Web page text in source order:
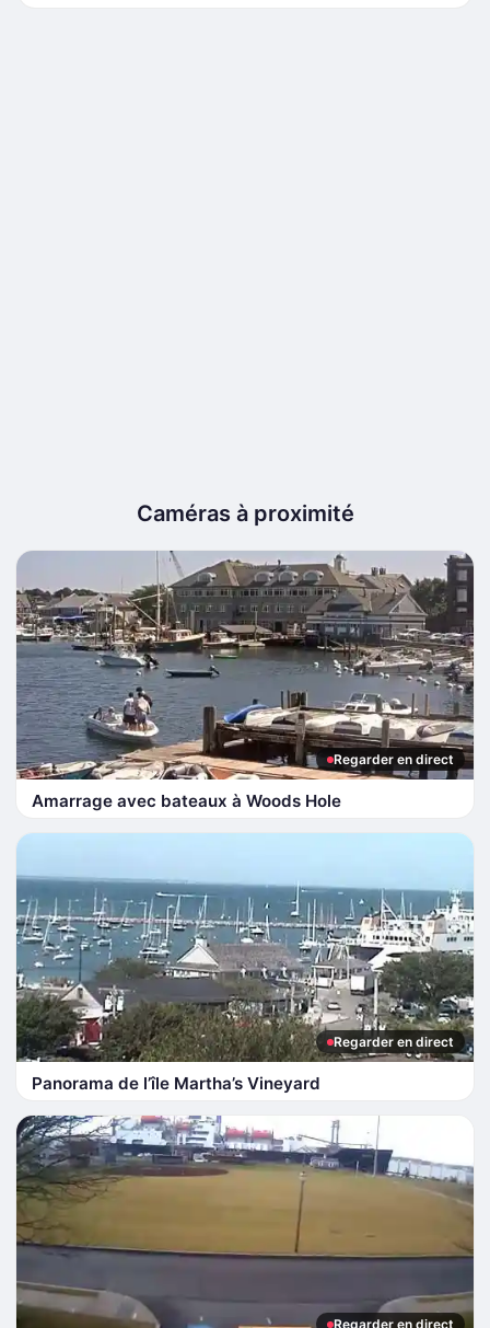
Caméras à proximité
Regarder en direct
Amarrage avec bateaux à Woods Hole
Regarder en direct
Panorama de l’île Martha’s Vineyard
Regarder en direct